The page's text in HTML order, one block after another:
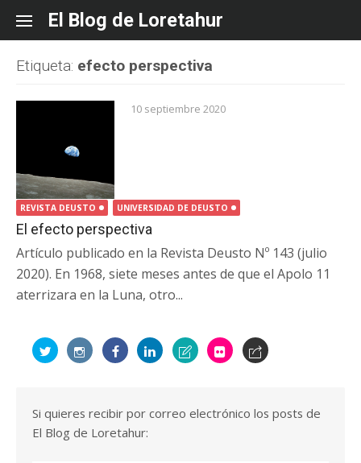
content
El Blog de Loretahur
Etiqueta: efecto perspectiva
10 septiembre 2020
REVISTA DEUSTO UNIVERSIDAD DE DEUSTO
El efecto perspectiva
Artículo publicado en la Revista Deusto Nº 143 (julio
2020). En 1968, siete meses antes de que el Apolo 11
aterrizara en la Luna, otro...
Si quieres recibir por correo electrónico los posts de
El Blog de Loretahur: